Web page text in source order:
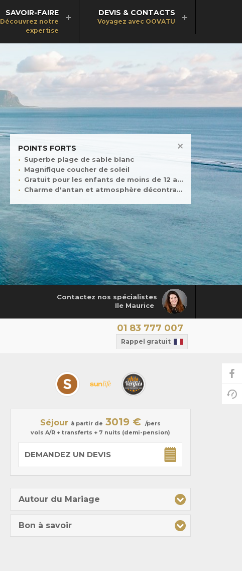
SAVOIR-FAIRE
Découvrez notre
expertise
DEVIS & CONTACTS
Voyagez avec OOVATU
POINTS FORTS
Superbe plage de sable blanc
Magnifique coucher de soleil
Gratuit pour les enfants de moins de 12 ans
Charme d'antan et atmosphère décontractée
Contactez nos spécialistes
Ile Maurice
01 83 777 007
Rappel gratuit
Séjour à partir de 3019 € /pers
vols A/R + transferts + 7 nuits (demi-pension)
DEMANDEZ UN DEVIS
Autour du Mariage
Bon à savoir